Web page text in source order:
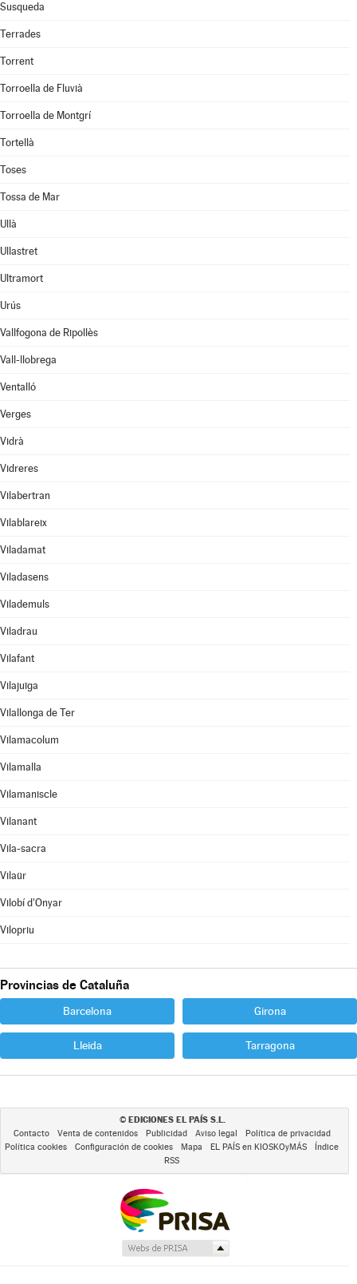
Susqueda
Terrades
Torrent
Torroella de Fluvià
Torroella de Montgrí
Tortellà
Toses
Tossa de Mar
Ullà
Ullastret
Ultramort
Urús
Vallfogona de Ripollès
Vall-llobrega
Ventalló
Verges
Vidrà
Vidreres
Vilabertran
Vilablareix
Viladamat
Viladasens
Vilademuls
Viladrau
Vilafant
Vilajuïga
Vilallonga de Ter
Vilamacolum
Vilamalla
Vilamaniscle
Vilanant
Vila-sacra
Vilaür
Vilobí d'Onyar
Vilopriu
Provincias de Cataluña
Barcelona Girona
Lleida Tarragona
© EDICIONES EL PAÍS S.L.
Contacto Venta de contenidos Publicidad Aviso legal
Política de privacidad
Política cookies
Configuración de cookies Mapa EL PAÍS en KIOSKOyMÁS
Índice
RSS